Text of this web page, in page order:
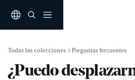
Todas las colecciones Preguntas frecuentes
¿Puedo